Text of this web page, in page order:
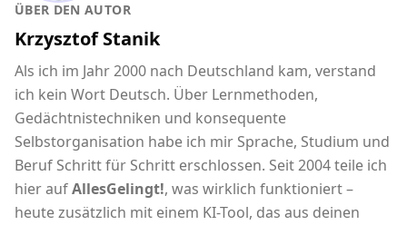
ÜBER DEN AUTOR
Krzysztof Stanik
Als ich im Jahr 2000 nach Deutschland kam, verstand
ich kein Wort Deutsch. Über Lernmethoden,
Gedächtnistechniken und konsequente
Selbstorganisation habe ich mir Sprache, Studium und
Beruf Schritt für Schritt erschlossen. Seit 2004 teile ich
hier aufAllesGelingt!, was wirklich funktioniert –
heute zusätzlich mit einem KI-Tool, das aus deinen